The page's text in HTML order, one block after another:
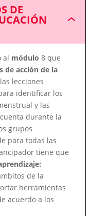
DE
Módulo
al módulo 8 que
de acción de la
lecciones
identificar los
y las
durante la
grupos
para todas las
tiene que
de la
herramientas
acuerdo a los